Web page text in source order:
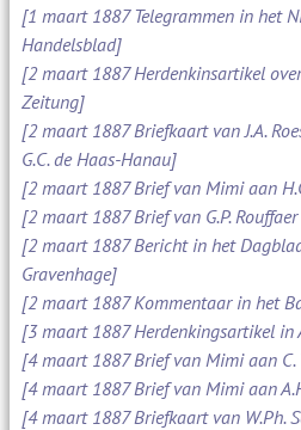
[1 maart 1887 Telegrammen in het
Handelsblad]
[2 maart 1887 Herdenkinsartikel
Zeitung]
[2 maart 1887 Briefkaart van J.A.
G.C. de Haas-Hanau]
[2 maart 1887 Brief van Mimi aan
[2 maart 1887 Brief van G.P.
[2 maart 1887 Bericht in het
Gravenhage]
[2 maart 1887 Kommentaar in het
[3 maart 1887 Herdenkingsartikel in
[4 maart 1887 Brief van Mimi aan C.
[4 maart 1887 Brief van Mimi aan
[4 maart 1887 Briefkaart van W.Ph.